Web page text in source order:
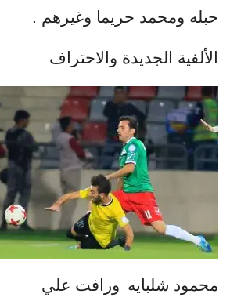
حبله ومحمد حريما وغيرهم .
الألفية الجديدة والاحتراف
محمود شلبايه ورافت علي